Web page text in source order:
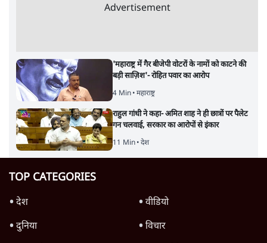
Advertisement
'महाराष्ट्र में गैर बीजेपी वोटरों के नामों को काटने की
बड़ी साज़िश'- रोहित पवार का आरोप
4 Min• महाराष्ट्र
राहुल गांधी ने कहा- अमित शाह ने ही छात्रों पर पैलेट
गन चलवाई, सरकार का आरोपों से इंकार
11 Min• देश
TOP CATEGORIES
देश
वीडियो
दुनिया
विचार